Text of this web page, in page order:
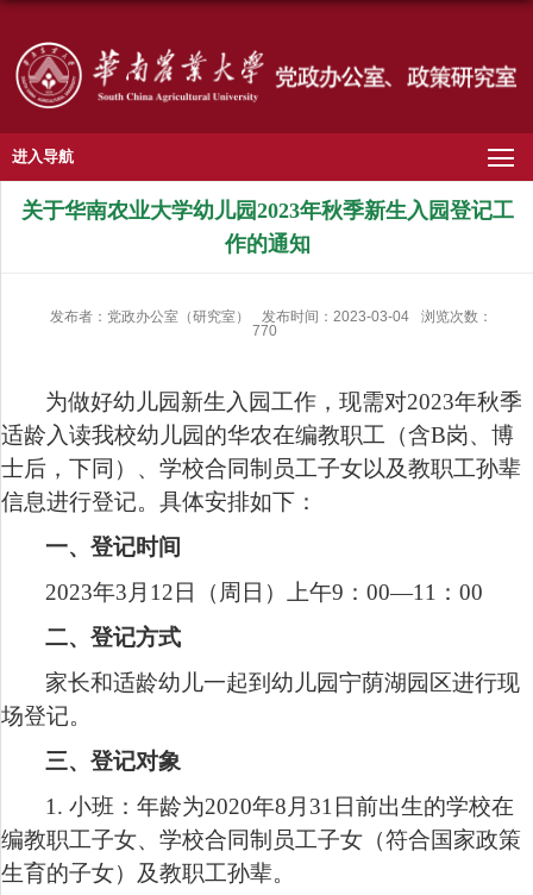
进入导航
关于华南农业大学幼儿园2023年秋季新生入园登记工
作的通知
发布者：党政办公室（研究室） 发布时间：2023-03-04
浏览次数：
770
为做好幼儿园新生入园工作，现需对2023年秋季
适龄入读我校幼儿园的华农在编教职工（含B岗、博
士后，下同）、学校合同制员工子女以及教职工孙辈
信息进行登记。具体安排如下：
一、登记时间
2023年3 月 12日（周日）上午9 ： 00—11 ： 00
二、登记方式
家长和适龄幼儿一起到幼儿园宁荫湖园区进行现
场登记。
三、登记对象
1. 小班：年龄为2020年8 月 31 日前出生的学校在
编教职工子女、学校合同制员工子女（符合国家政策
生育的子女）及教职工孙辈。